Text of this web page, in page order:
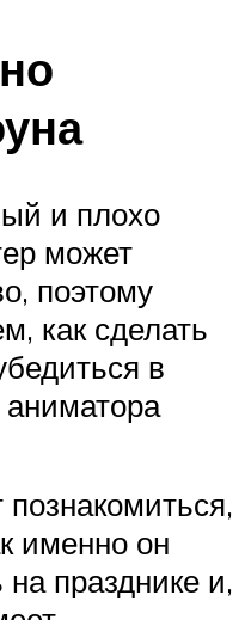
и плохо
может
поэтому
как сделать
в
именно он
на празднике и,